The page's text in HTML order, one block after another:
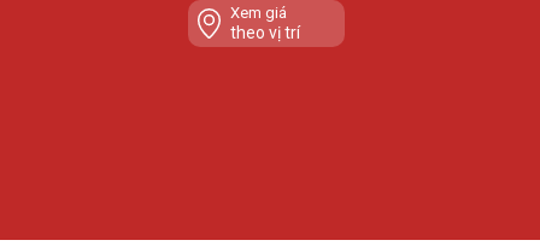
Xem giá
theo vị trí